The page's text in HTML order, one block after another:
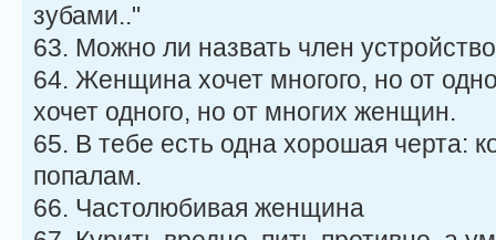
зубами.."
63. Можно ли назвать член
64. Женщина хочет многого, но от
хочет одного, но от многих женщин.
65. В тебе есть одна хорошая черта:
попалам.
66. Частолюбивая женщина